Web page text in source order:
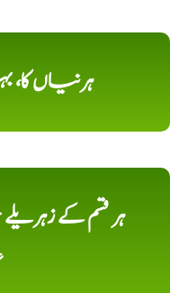
ہرنیاں
ہر قسم کے